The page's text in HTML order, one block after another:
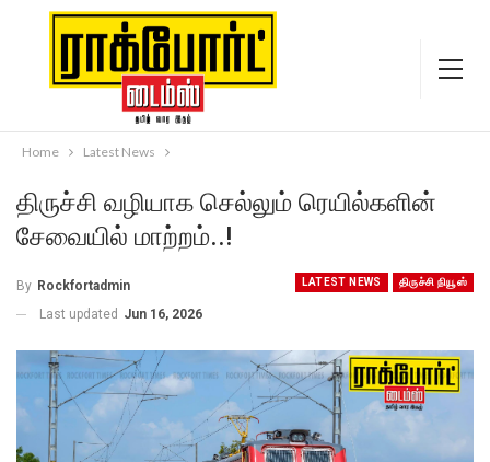
Home Latest News
திருச்சி வழியாக செல்லும் ரெயில்களின்
சேவையில் மாற்றம்..!
LATEST NEWS திருச்சி நியூஸ்
By Rockfortadmin
Last updated Jun 16, 2026